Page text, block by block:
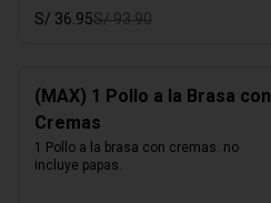
S/ 36.95S/ 93.90
(MAX) 1 Pollo a la Brasa con
Cremas
1 Pollo a la brasa con cremas. no
incluye papas.